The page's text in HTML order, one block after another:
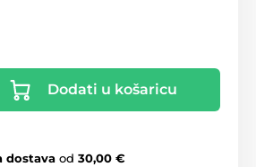
Dodati u košaricu
dostava od 30,00 €